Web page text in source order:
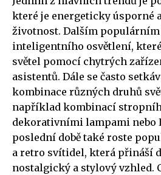
které je energeticky úsporné
životnost. Dalším
inteligentního osvětlení,
světel pomocí chytrých
asistentů. Dále se často
kombinace různých druhů
například kombinací
dekorativními lampami nebo
poslední době také roste
a retro svítidel, která přináší
nostalgický a stylový vzhled.